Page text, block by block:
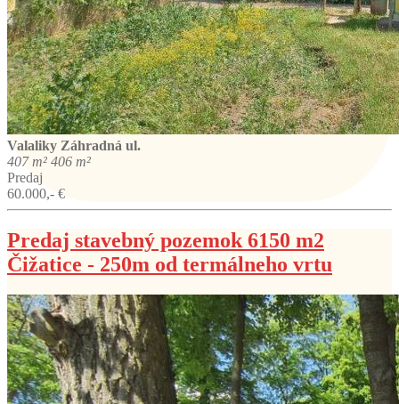
Valaliky Záhradná ul.
407 m² 406 m²
Predaj
60.000,- €
Predaj stavebný pozemok 6150 m2
Čižatice - 250m od termálneho vrtu